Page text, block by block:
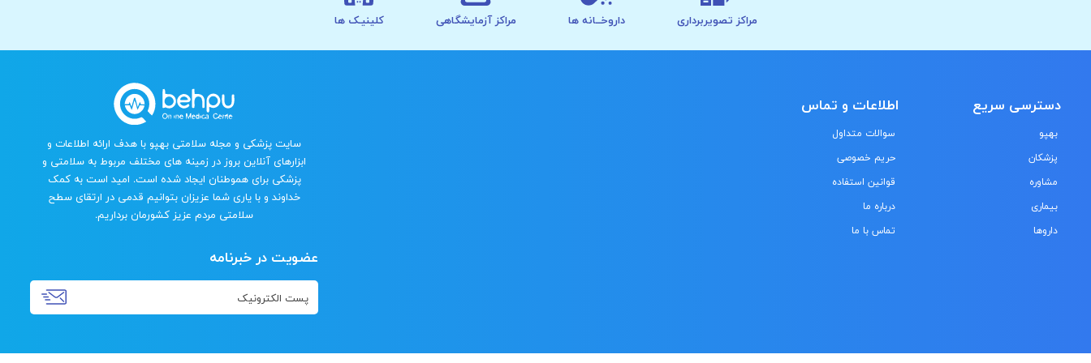
مراکز تصویربرداری داروخــانه ها مراکز آزمایشگاهی کلینیـک ها
سایت پزشکی و مجله سلامتی بهپو با هدف ارائه اطلاعات و
ابزارهای آنلاین بروز در زمینه های مختلف مربوط به سلامتی و
پزشکی برای هموطنان ایجاد شده است. امید است به کمک
خداوند و با یاری شما عزیزان بتوانیم قدمی در ارتقای سطح
سلامتی مردم عزیز کشورمان برداریم.
عضویت در خبرنامه
دسترسی سریع
بهپو
پزشکان
مشاوره
بیماری
داروها
اطلاعات و تماس
سوالات متداول
حریم خصوصی
قوانین استفاده
درباره ما
تماس با ما